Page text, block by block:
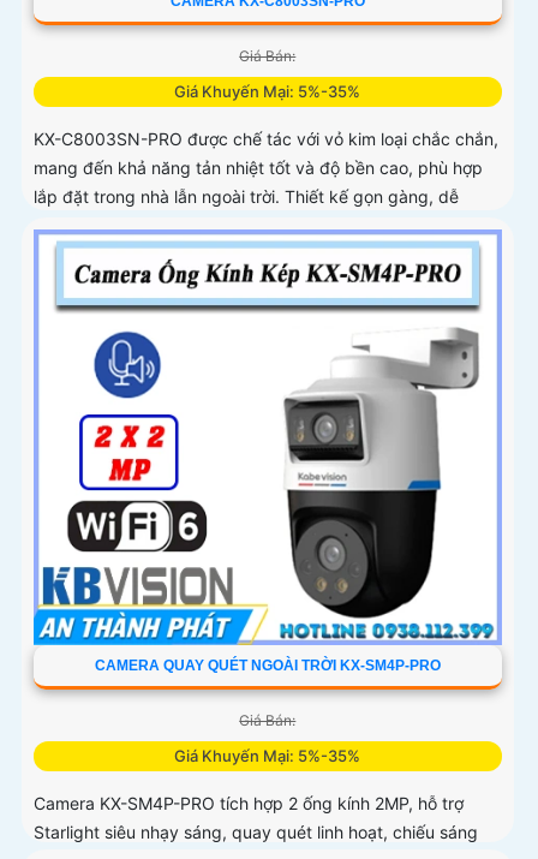
Giá Bán:
Giá Khuyến Mại: 5%-35%
KX-C8003SN-PRO được chế tác với vỏ kim loại chắc chắn,
mang đến khả năng tản nhiệt tốt và độ bền cao, phù hợp
lắp đặt trong nhà lẫn ngoài trời. Thiết kế gọn gàng, dễ
dàng thi công, tiết kiệm thời gian và chi phí cho người dùng
CAMERA QUAY QUÉT NGOÀI TRỜI KX-SM4P-PRO
Giá Bán:
Giá Khuyến Mại: 5%-35%
Camera KX-SM4P-PRO tích hợp 2 ống kính 2MP, hỗ trợ
Starlight siêu nhạy sáng, quay quét linh hoạt, chiếu sáng